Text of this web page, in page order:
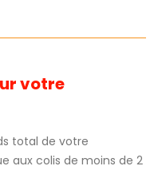
votre
total de votre
aux colis de moins de 2